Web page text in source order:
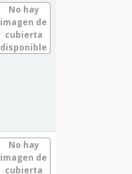
No hay
imagen de
cubierta
disponible
No hay
imagen de
cubierta